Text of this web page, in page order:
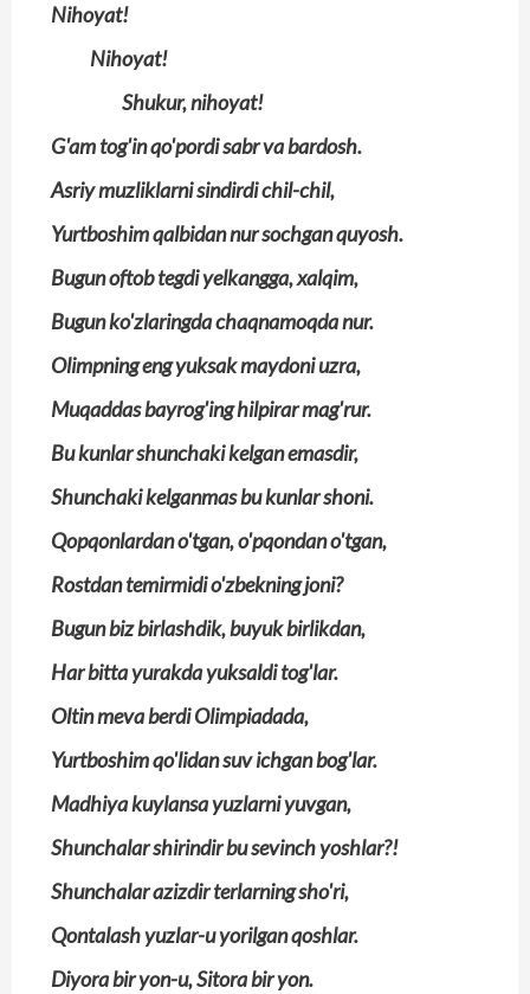
Nihoyat!
Nihoyat!
Shukur, nihoyat!
G'am tog'in qo'pordi sabr va bardosh.
Asriy muzliklarni sindirdi chil-chil,
Yurtboshim qalbidan nur sochgan quyosh.
Bugun oftob tegdi yelkangga, xalqim,
Bugun ko'zlaringda chaqnamoqda nur.
Olimpning eng yuksak maydoni uzra,
Muqaddas bayrog'ing hilpirar mag'rur.
Bu kunlar shunchaki kelgan emasdir,
Shunchaki kelganmas bu kunlar shoni.
Qopqonlardan o'tgan, o'pqondan o'tgan,
Rostdan temirmidi o'zbekning joni?
Bugun biz birlashdik, buyuk birlikdan,
Har bitta yurakda yuksaldi tog'lar.
Oltin meva berdi Olimpiadada,
Yurtboshim qo'lidan suv ichgan bog'lar.
Madhiya kuylansa yuzlarni yuvgan,
Shunchalar shirindir bu sevinch yoshlar?!
Shunchalar azizdir terlarning sho'ri,
Qontalash yuzlar-u yorilgan qoshlar.
Diyora bir yon-u, Sitora bir yon.